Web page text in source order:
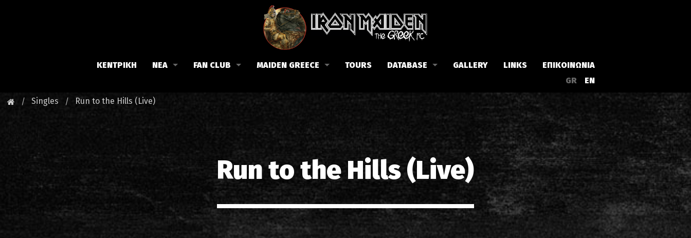
ΚΕΝΤΡΙΚΗ ΝΕΑ FAN CLUB
Οι εκδηλώσεις μας
MAIDEN GREECE
Εισιτήρια
Λίστα τραγουδιών στην Ελλάδα
Φωτογραφίες στην Ελλάδα1988-09-13 Νέα Φιλαδέλφεια
1998-09-04 Λυκαβηττός
1999-10-01 Περιστέρι
TOURS DATABASE
Άλμπουμ
Singles
Συλλογές
Live
Στίχοι
Κριτικές
Συνεντεύξεις
Αρθρογραφία
GALLERY LINKS
ΕΠΙΚΟΙΝΩΝΙΑ
GR
EN
Singles Run to the Hills (Live)
Run to the Hills (Live)